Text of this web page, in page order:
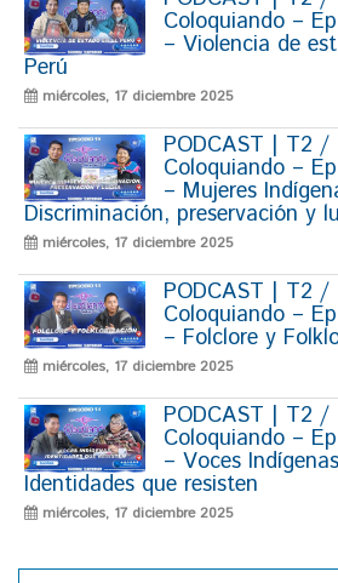
Coloquiando –
– Violencia de
Perú
miércoles, 17 diciembre 2025
PODCAST | T2 /
Coloquiando –
– Mujeres
Discriminación, preservación y
miércoles, 17 diciembre 2025
PODCAST | T2 /
Coloquiando –
– Folclore y
miércoles, 17 diciembre 2025
PODCAST | T2 /
Coloquiando –
– Voces
Identidades que resisten
miércoles, 17 diciembre 2025